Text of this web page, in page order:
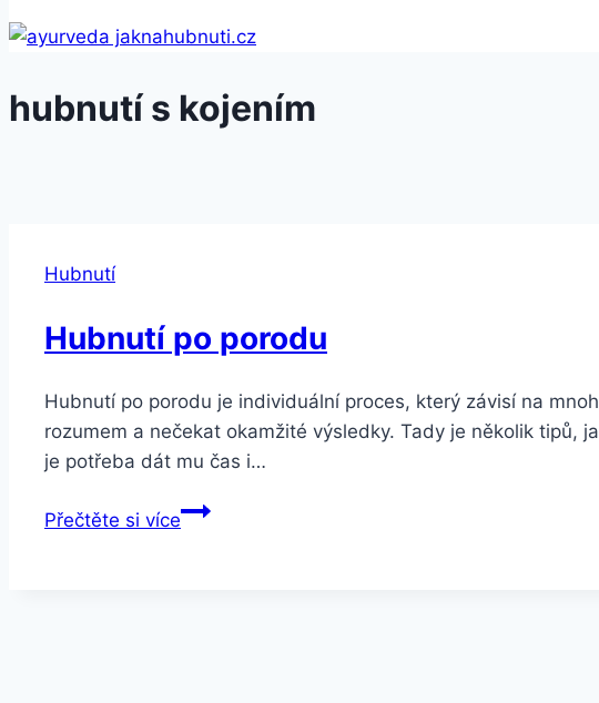
hubnutí s kojením
Hubnutí
Hubnutí po porodu
Hubnutí po porodu je individuální proces, který závisí na
rozumem a nečekat okamžité výsledky. Tady je několik tipů,
je potřeba dát mu čas i…
Přečtěte si víceHubnutí